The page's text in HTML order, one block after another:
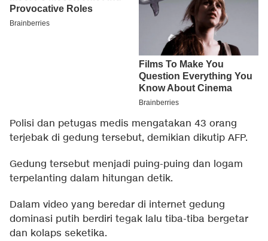
Polisi dan petugas medis mengatakan 43 orang
terjebak di gedung tersebut, demikian dikutip AFP.
Gedung tersebut menjadi puing-puing dan logam
terpelanting dalam hitungan detik.
Dalam video yang beredar di internet gedung
dominasi putih berdiri tegak lalu tiba-tiba bergetar
dan kolaps seketika.